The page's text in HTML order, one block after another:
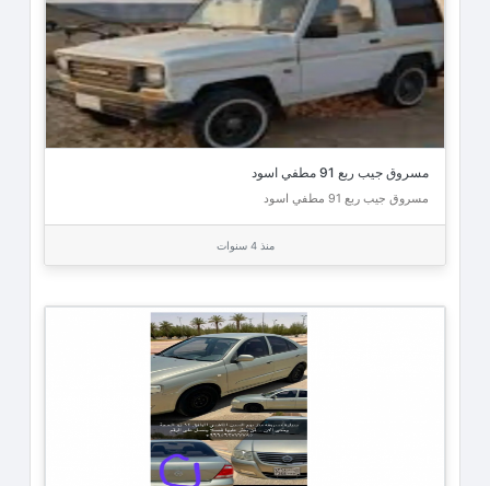
مسروق جيب ربع 91 مطفي اسود
مسروق جيب ربع 91 مطفي اسود
منذ 4 سنوات